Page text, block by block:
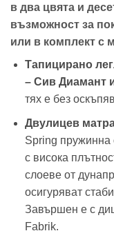
в два цвята и
възможност за
или в комплект с
Тапицирано
– Сив Диамант
тях е без
Двулицев
Spring пружинна
с висока
слоеве от
осигуряват
Завършен е с
Fabrik.